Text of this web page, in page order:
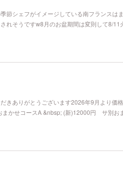
節シェフがイメージしている南フランスは
れそうですw8月のお盆期間は変則して8/11
きありがとうございます2026年9月より価
かせコースA &nbsp; (新)12000円 サ別お